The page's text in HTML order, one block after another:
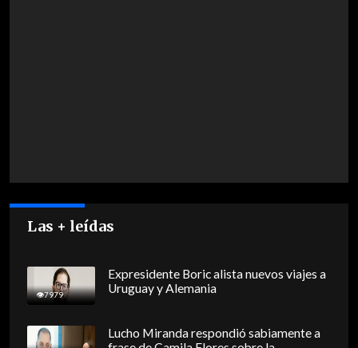
Las + leídas
7979
Expresidente Boric alista nuevos viajes a
Uruguay y Alemania
Lucho Miranda respondió sabiamente a